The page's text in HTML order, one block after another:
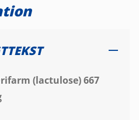
(lactulose) 667